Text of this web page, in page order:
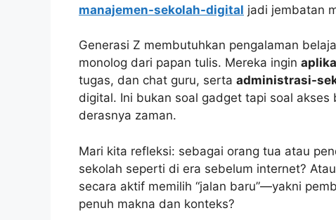
manajemen-sekolah-digital jadi jembatan
Generasi Z membutuhkan pengalaman
monolog dari papan tulis. Mereka ingin
tugas, dan chat guru, serta administrasi-
digital. Ini bukan soal gadget tapi soal akses
derasnya zaman.
Mari kita refleksi: sebagai orang tua atau
sekolah seperti di era sebelum internet?
secara aktif memilih “jalan baru”—yakni
penuh makna dan konteks?